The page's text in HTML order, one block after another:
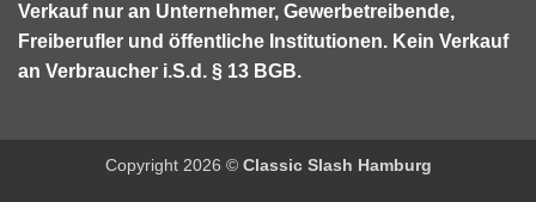
Verkauf nur an Unternehmer, Gewerbetreibende,
Freiberufler und öffentliche Institutionen. Kein Verkauf
an Verbraucher i.S.d. § 13 BGB.
Copyright 2026 © Classic Slash Hamburg